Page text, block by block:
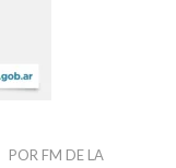
POR FM DE LA